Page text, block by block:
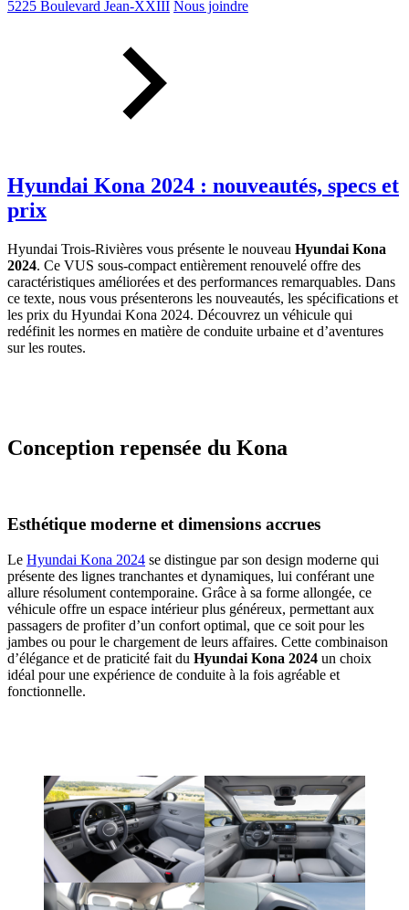
5225 Boulevard Jean-XXIII Nous joindre
Hyundai Kona 2024 : nouveautés, specs et
prix
Hyundai Trois-Rivières vous présente le nouveau Hyundai Kona
2024. Ce VUS sous-compact entièrement renouvelé offre des
caractéristiques améliorées et des performances remarquables. Dans
ce texte, nous vous présenterons les nouveautés, les spécifications et
les prix du Hyundai Kona 2024. Découvrez un véhicule qui
redéfinit les normes en matière de conduite urbaine et d’aventures
sur les routes.
Conception repensée du Kona
Esthétique moderne et dimensions accrues
Le Hyundai Kona 2024 se distingue par son design moderne qui
présente des lignes tranchantes et dynamiques, lui conférant une
allure résolument contemporaine. Grâce à sa forme allongée, ce
véhicule offre un espace intérieur plus généreux, permettant aux
passagers de profiter d’un confort optimal, que ce soit pour les
jambes ou pour le chargement de leurs affaires. Cette combinaison
d’élégance et de praticité fait du Hyundai Kona 2024 un choix
idéal pour une expérience de conduite à la fois agréable et
fonctionnelle.